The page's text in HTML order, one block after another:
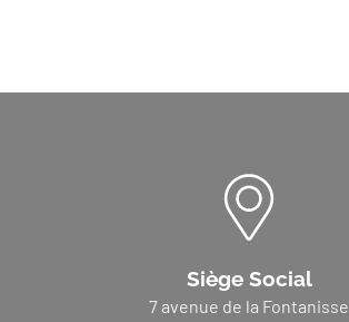
Siège Social
7 avenue de la Fontanisse